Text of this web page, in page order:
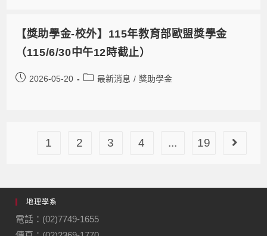
【獎助學金-校外】115年教育部歐盟獎學金
（115/6/30中午12時截止）
2026-05-20 最新消息 / 獎助學金
1 2 3 4 ... 19
地理學系
電話：(02)7749-1655